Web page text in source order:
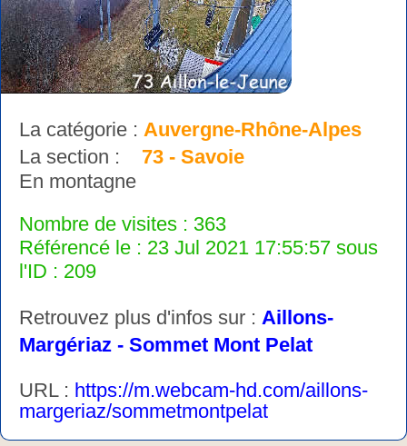
La catégorie : Auvergne-Rhône-Alpes
La section : 73 - Savoie
En montagne
Nombre de visites : 363
Référencé le : 23 Jul 2021 17:55:57 sous
l'ID : 209
Retrouvez plus d'infos sur : Aillons-
Margériaz - Sommet Mont Pelat
URL : https://m.webcam-hd.com/aillons-
margeriaz/sommetmontpelat